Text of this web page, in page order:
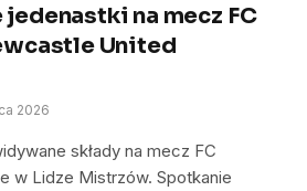
na mecz FC
United
2026
składy na mecz FC
w Lidze Mistrzów. Spotkanie